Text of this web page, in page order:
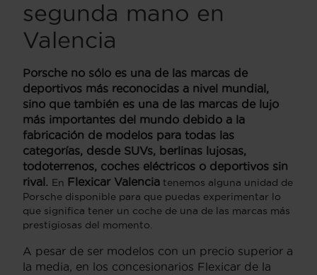
segunda mano en
Valencia
Porsche no sólo es una de las marcas de
deportivos más reconocidas a nivel mundial,
sino que también es una de las marcas de lujo
más importantes del mundo debido a la
fabricación de modelos para todas las
categorías, desde SUVs, berlinas lujosas,
todoterrenos, coches eléctricos o deportivos sin
rival. En Flexicar Valencia tenemos alguna unidad de
Porsche disponible para que puedas experimentar lo
que significa tener un coche de una de las marcas más
prestigiosas del momento.
A pesar de ser modelos con un precio superior a
la media, en los concesionarios Flexicar de la